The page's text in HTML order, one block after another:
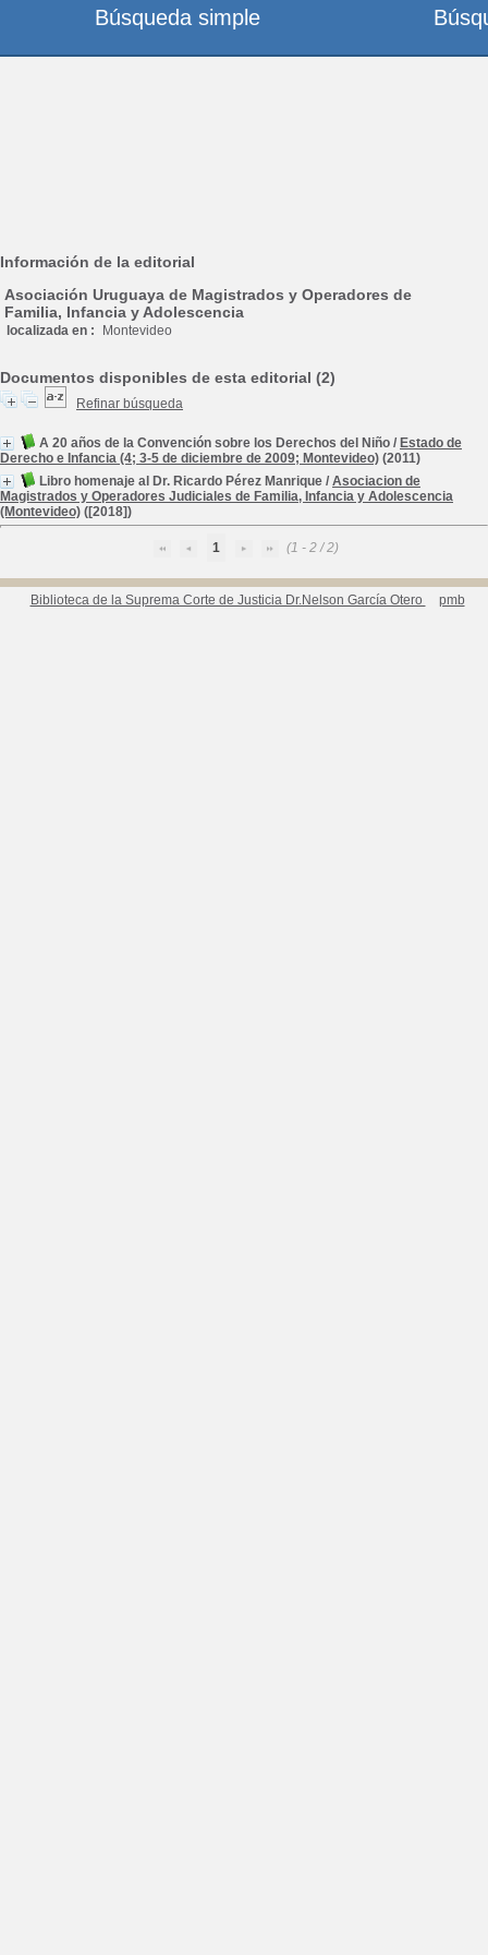
Información de la editorial
Asociación Uruguaya de Magistrados y Operadores de
Familia, Infancia y Adolescencia
localizada en : Montevideo
Documentos disponibles de esta editorial (2)
Refinar búsqueda
A 20 años de la Convención sobre los Derechos del Niño / Estado de
Derecho e Infancia (4; 3-5 de diciembre de 2009; Montevideo) (2011)
Libro homenaje al Dr. Ricardo Pérez Manrique / Asociacion de
Magistrados y Operadores Judiciales de Familia, Infancia y Adolescencia
(Montevideo) ([2018])
1 (1 - 2 / 2)
Biblioteca de la Suprema Corte de Justicia Dr.Nelson García Otero pmb
Búsqueda simple